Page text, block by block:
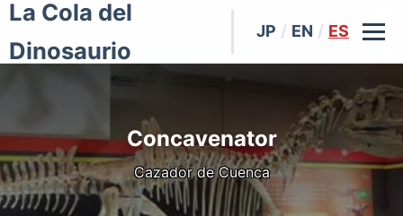
La Cola del
Dinosaurio
JP / EN / ES
Concavenator
Cazador de Cuenca